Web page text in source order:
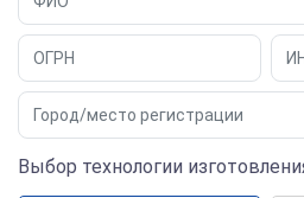
Выбор технологии